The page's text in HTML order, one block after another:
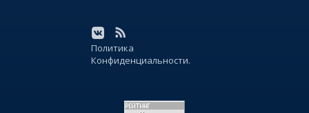
Политика
Конфиденциальности.